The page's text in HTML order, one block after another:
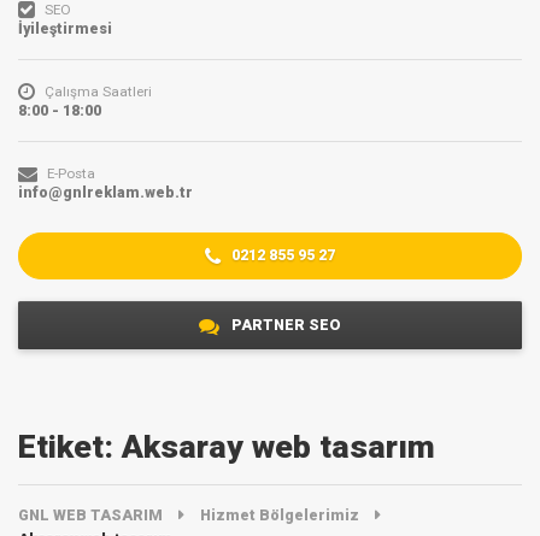
PARTNER SEO
SEO
İyileştirmesi
Çalışma Saatleri
8:00 - 18:00
E-Posta
info@gnlreklam.web.tr
0212 855 95 27
Etiket:Aksaray ‎web tasarım
GNL WEB TASARIM
Hizmet Bölgelerimiz